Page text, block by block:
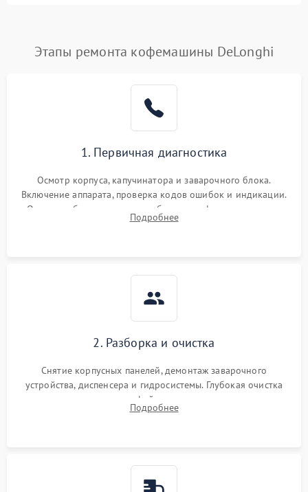
Постоянные сбои в работе Подробнее →
Этапы ремонта кофемашины DeLonghi
1. Первичная диагностика
Осмотр корпуса, капучинатора и заварочного блока.
Включение аппарата, проверка кодов ошибок и индикации.
Оценка работы помпы, термоблока и кофемолки на слух.
Измерение температуры и давления воды для выявления
Подробнее
2. Разборка и очистка
Снятие корпусных панелей, демонтаж заварочного
устройства, диспенсера и гидросистемы. Глубокая очистка
внутренних узлов от кофейных масел, жмыха и накипи.
Промывка дренажных каналов и фильтров с использованием
Подробнее